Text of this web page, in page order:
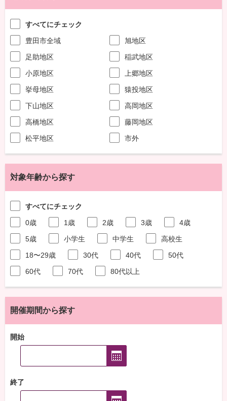
すべてにチェック
豊田市全域
旭地区
足助地区
稲武地区
小原地区
上郷地区
挙母地区
猿投地区
下山地区
高岡地区
高橋地区
藤岡地区
松平地区
市外
対象年齢から探す
すべてにチェック
0歳
1歳 2歳 3歳
4歳
5歳
小学生 中学生
高校生
18〜29歳
30代 40代
50代
60代
70代 80代以上
開催期間から探す
開始
終了